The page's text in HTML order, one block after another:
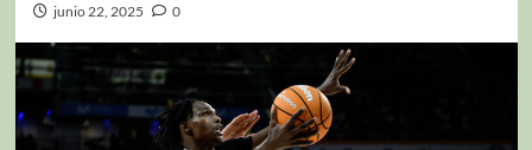
junio 22, 2025 0